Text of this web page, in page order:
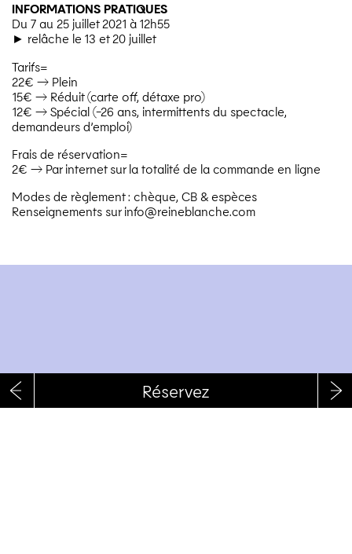
INFORMATIONS PRATIQUES
Du 7 au 25 juillet 2021 à 12h55
► relâche le 13 et 20 juillet
Tarifs=
22€ → Plein
15€ → Réduit (carte off, détaxe pro)
12€ → Spécial (-26 ans, intermittents du spectacle,
demandeurs d’emploi)
Frais de réservation=
2€ → Par internet sur la totalité de la commande en ligne
Modes de règlement : chèque, CB& espèces
Renseignements sur info@​reineblanche.​com